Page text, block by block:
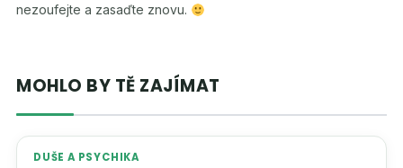
nezoufejte a zasaďte znovu.
MOHLO BY TĚ ZAJÍMAT
DUŠE A PSYCHIKA